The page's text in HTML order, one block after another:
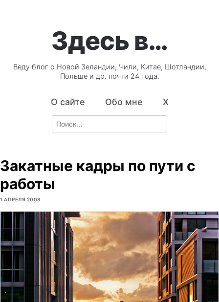
Здесь в…
Веду блог о Новой Зеландии, Чили, Китае, Шотландии,
Польше и др. почти 24 года.
О сайте Обо мне X
Search
for:
Закатные кадры по пути с
работы
1 АПРЕЛЯ 2008